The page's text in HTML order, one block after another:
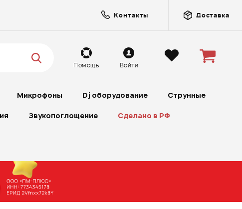
Контакты Доставка
Помощь Войти
Микрофоны Dj оборудование Струнные
Звукопоглощение Сделано в РФ